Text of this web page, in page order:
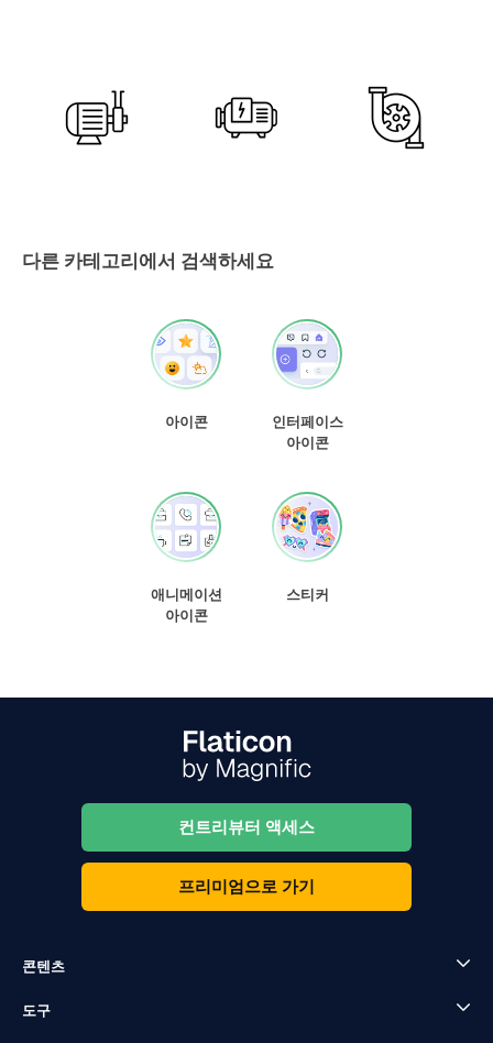
다른 카테고리에서 검색하세요
아이콘
인터페이스
아이콘
애니메이션
아이콘
스티커
컨트리뷰터 액세스
프리미엄으로 가기
콘텐츠
도구